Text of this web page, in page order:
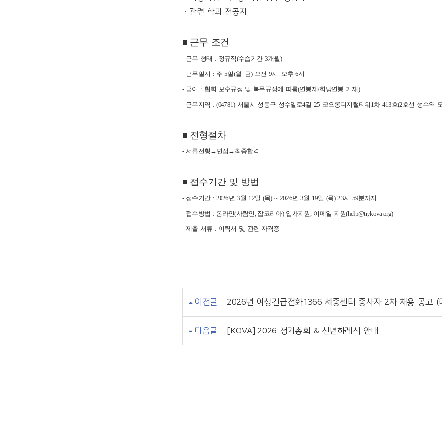
ㆍ관련 학과 전공자
■ 근무 조건
- 근무 형태 : 정규직(수습기간 3개월)
- 근무일시 : 주 5일(월~금) 오전 9시~오후 6시
- 급여 : 협회 보수규정 및 복무규정에 따름(연봉제/희망연봉 기재)
- 근무지역 : (04781) 서울시 성동구 성수일로4길 25 코오롱디지털티워1차 413호(2호선 성수역
■ 전형절차
- 서류전형→면접→최종합격
■ 접수기간 및 방법
- 접수기간 : 2026년 3월 12일 (목) ~ 2026년 3월 19일 (목) 23시 59분까지
- 접수방법 : 온라인(사람인, 잡코리아) 입사지원, 이메일 지원(help@trykova.org)
- 제출 서류 : 이력서 및 관련 자격증
이전글 2026년 여성긴급전화1366 세종센터 종사자 2차 채용 공고 (
다음글 [KOVA] 2026 정기총회 & 신년하례식 안내